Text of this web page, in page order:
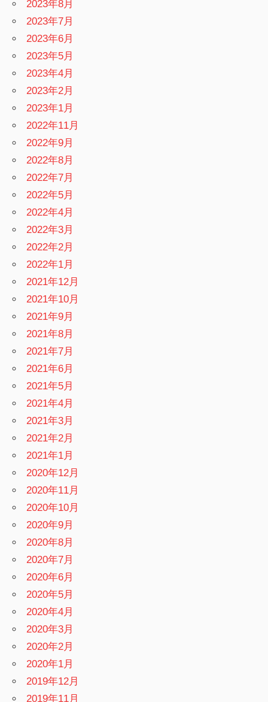
2023年8月
2023年7月
2023年6月
2023年5月
2023年4月
2023年2月
2023年1月
2022年11月
2022年9月
2022年8月
2022年7月
2022年5月
2022年4月
2022年3月
2022年2月
2022年1月
2021年12月
2021年10月
2021年9月
2021年8月
2021年7月
2021年6月
2021年5月
2021年4月
2021年3月
2021年2月
2021年1月
2020年12月
2020年11月
2020年10月
2020年9月
2020年8月
2020年7月
2020年6月
2020年5月
2020年4月
2020年3月
2020年2月
2020年1月
2019年12月
2019年11月